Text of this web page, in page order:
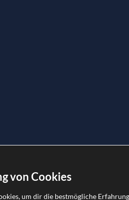
von Cookies
um dir die bestmögliche